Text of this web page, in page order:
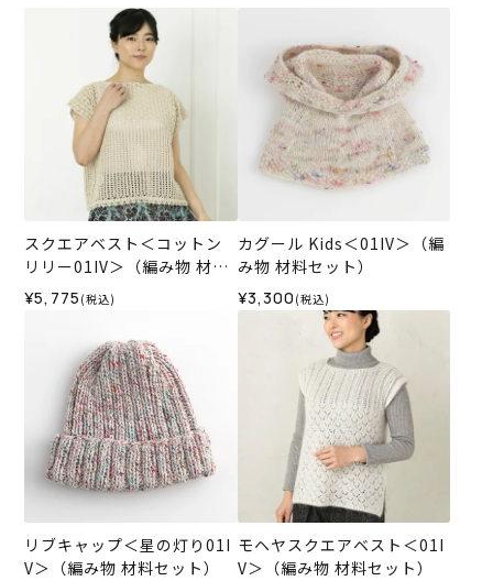
スクエアベスト＜コットン
リリー01IV＞（編み物 材料
セット）
¥5,775 (税込)
カグール Kids＜01IV＞（編
み物 材料セット）
¥3,300 (税込)
リブキャップ＜星の灯り01I
V＞（編み物 材料セット）
モヘヤスクエアベスト＜01I
V＞（編み物 材料セット）